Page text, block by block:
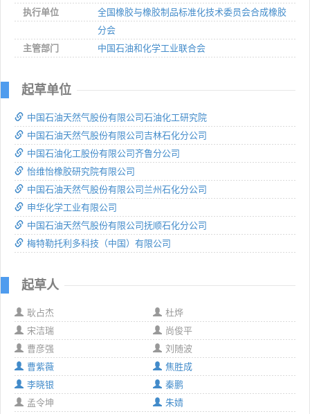
执行单位
全国橡胶与橡胶制品标准化技术委员会合成橡胶
分会
主管部门
中国石油和化学工业联合会
起草单位
中国石油天然气股份有限公司石油化工研究院
中国石油天然气股份有限公司吉林石化分公司
中国石油化工股份有限公司齐鲁分公司
怡维怡橡胶研究院有限公司
中国石油天然气股份有限公司兰州石化分公司
申华化学工业有限公司
中国石油天然气股份有限公司抚顺石化分公司
梅特勒托利多科技（中国）有限公司
起草人
耿占杰
杜烨
宋洁瑞
尚俊平
曹彦强
刘随波
曹紫薇
焦胜成
李晓银
秦鹏
孟令坤
朱婧